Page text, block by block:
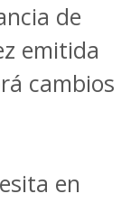
de
emitida
cambios
en